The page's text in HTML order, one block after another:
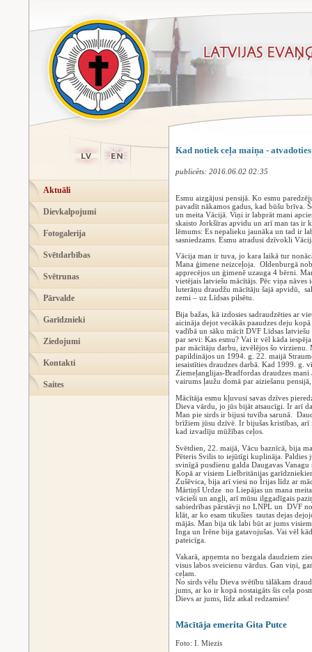
Aktuāli
Dievkalpojumi
Fotogalerija
Svētdarbības
Svētrunas
Pārvalde
Garīdznieki
Ziedojumi
Kontakti
Saites
Kad notiek ceļa maiņa - atvadoties
publicēts: 2016.06.02 02:35
Esmu aizgājusi pensijā. Ko esmu
pavadīt nākamos gadus, kad būšu brīva.
un meita Vācijā. Viņi ir labprāt mani
skaisto Jorkšīras apvidu un arī man tas ir
lēmums: Es nepalieku jaunāka un tad ir
sasniedzams. Esmu atradusi dzīvokli
Vācija man ir tuva, jo kara laikā tur
Mana ģimene neizceļoja. Oldenburgā
apprecējos un ģimenē uzauga 4 bērni.
vietējais latviešu mācītājs. Pēc viņa
luterāņu draudžu mācītāju šajā apvidū,
zemi – uz Līdsas pilsētu.
Bija bažas, kā izdosies sadraudzēties ar
aicināja dejot vecākās paaudzes deju
vadībā un sāku mācīt DVF Līdsas
par sevi: Kas esmu? Vai ir vēl kāda
par mācītāju darbu, izvēlējos šo virzienu.
papildinājos un 1994. g. 22. maijā
iesaistīties draudzes darbā. Kad 1999. g.
Ziemeļanglijas-Bradfordas draudzes
vairums ļaužu domā par aiziešanu
Mācītāja esmu kļuvusi savas dzīves
Dieva vārdu, jo jūs bijāt atsaucīgi. Ir arī
Man pie sirds ir bijusi tuvība sarunā.
brīžiem jūsu dzīvē. Ir bijušas kristības,
kad izvadīju mūžības ceļos.
Svētdien, 22. maijā, Vācu baznīcā, bija
Pēteris Svilis to iejūtīgi kuplināja. Paldies
svinīgā pusdienu galda Daugavas Vanagu
Kopā ar visiem Lielbritānijas
Zušēvica, bija arī viesi no Īrijas līdz ar
Mārtiņš Urdze no Liepājas un mana
vācieši un angļi, arī mūsu ilggadīgais
sabiedrības pārstāvji no LNPL un DVF
klāt, ar ko esam tikušies tautas dejas
mājās. Man bija tik labi būt ar jums
Inga un Irēne bija gatavojušas. Vai vēl
pateicīga.
Vakarā, apņemta no bezgala daudziem
visus labos sveicienu vārdus. Gan viņi,
ceļam.
No sirds vēlu Dieva svētību tālākam
jums, ar ko ir kopā nostaigāts šis ceļa
Dievs ar jums, līdz atkal redzamies!
Mācītāja emerita Gita Putce
Foto: I. Miezis